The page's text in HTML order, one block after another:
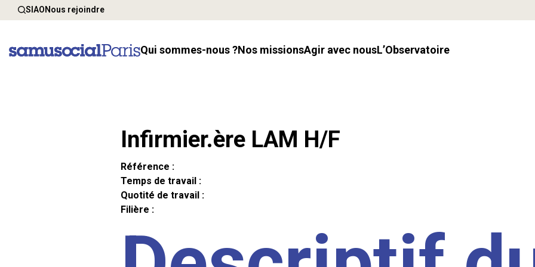
SIAONous rejoindre
Qui sommes-nous ? Nos missions Agir avec nous l’Observatoire
Infirmier.ère LAM H/F
Référence :
Temps de travail :
Quotité de travail :
Filière :